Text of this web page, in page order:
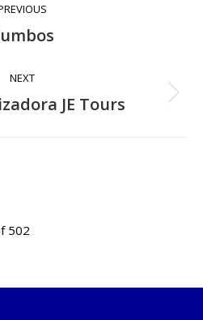
Proyecto
NEXT
ProyectoJE Tours
502